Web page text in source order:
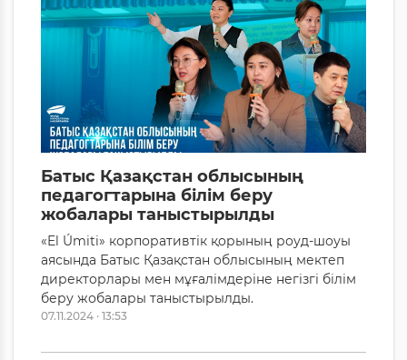
Батыс Қазақстан облысының
педагогтарына білім беру
жобалары таныстырылды
«El Úmiti» корпоративтік қорының роуд-шоуы
аясында Батыс Қазақстан облысының мектеп
директорлары мен мұғалімдеріне негізгі білім
беру жобалары таныстырылды.
07.11.2024 · 13:53